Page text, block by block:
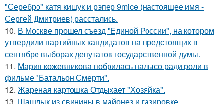
"Серебро" катя кищук и рэпер 9mice (настоящее имя -
Сергей Дмитриев) расстались.
10. В Москве прошел съезд "Единой России", на котором
утвердили партийных кандидатов на предстоящих в
сентябре выборах депутатов государственной думы.
11. Мария кожевникова побрилась налысо ради роли в
фильме "Батальон Смерти".
12. Жареная картошка Отдыхает "Хозяйка".
13. Шашлык из свинины в майонез и газировке.